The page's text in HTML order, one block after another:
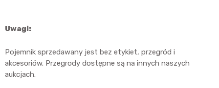
Uwagi:
Pojemnik sprzedawany jest bez etykiet, przegród i
akcesoriów. Przegrody dostępne są na innych naszych
aukcjach.